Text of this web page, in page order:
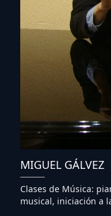
MIGUEL GÁLVEZ
Clases de Música:
musical, iniciación a